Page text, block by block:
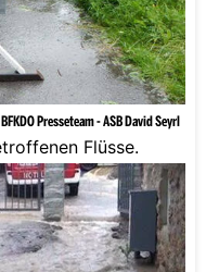
Presseteam - ASB David Seyrl
Flüsse.